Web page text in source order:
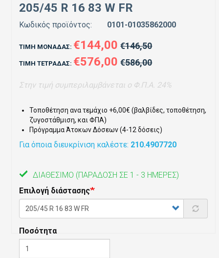
205/45 R 16 83 W FR
Κωδικός προϊόντος: 0101-01035862000
ΤΙΜΉ ΜΟΝΆΔΑΣ: €144,00 €146,50
ΤΙΜΉ ΤΕΤΡΆΔΑΣ: €576,00 €586,00
Στην τιμή συμπεριλαμβάνεται ο Φ.Π.Α. 24%
Τοποθέτηση ανα τεμάχιο +6,00€ (βαλβίδες, τοποθέτηση,
ζυγοστάθμιση, και ΦΠΑ)
Πρόγραμμα Άτοκων Δόσεων (4-12 δόσεις)
Για όποια διευκρίνιση καλέστε: 210.4907720
ΔΙΑΘΈΣΙΜΟ (ΠΑΡΆΔΟΣΗ ΣΕ 1 - 3 ΗΜΈΡΕΣ)
Επιλογή διάστασης
Ποσότητα